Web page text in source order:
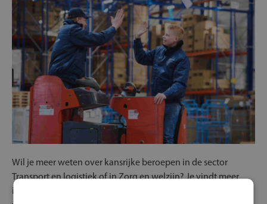
Wil je meer weten over kansrijke beroepen in de sector
Transport en logistiek of in Zorg en welzijn? Je vindt meer
informatie op